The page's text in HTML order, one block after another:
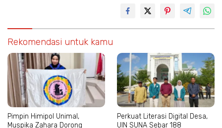
Rekomendasi untuk kamu
Pimpin Himipol Unimal,
Muspika Zahara Dorong
Perkuat Literasi Digital Desa,
UIN SUNA Sebar 188